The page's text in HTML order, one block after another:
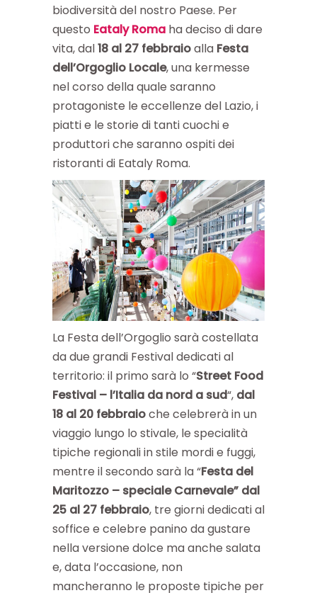
biodiversità del nostro Paese. Per
questo Eataly Roma ha deciso di dare
vita, dal18 al 27 febbraioalla Festa
dell’Orgoglio Locale, una kermesse
nel corso della quale saranno
protagoniste le eccellenze del Lazio, i
piatti e le storie di tanti cuochi e
produttori che saranno ospiti dei
ristoranti di Eataly Roma.
La Festa dell’Orgoglio sarà costellata
da due grandi Festival dedicati al
territorio: il primo sarà lo “Street Food
Festival – l’Italia da nord a sud“, dal
18 al 20 febbraioche celebrerà in un
viaggio lungo lo stivale, le specialità
tipiche regionali in stile mordi e fuggi,
mentre il secondo sarà la “Festa del
Maritozzo – speciale Carnevale” dal
25 al 27 febbraio, tre giorni dedicati al
soffice e celebre panino da gustare
nella versione dolce ma anche salata
e, data l’occasione, non
mancheranno le proposte tipiche per